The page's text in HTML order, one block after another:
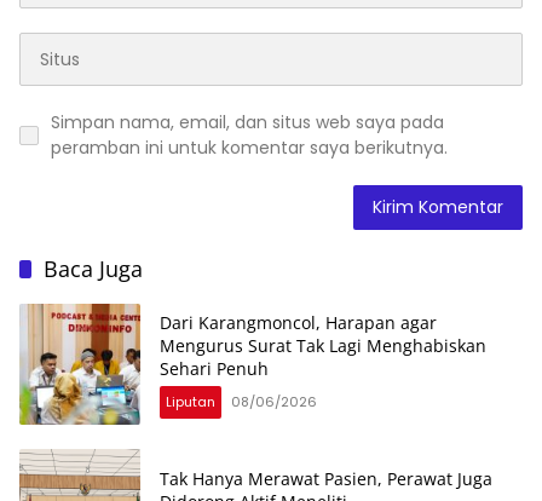
Simpan nama, email, dan situs web saya pada
peramban ini untuk komentar saya berikutnya.
Baca Juga
Dari Karangmoncol, Harapan agar
Mengurus Surat Tak Lagi Menghabiskan
Sehari Penuh
Liputan 08/06/2026
Tak Hanya Merawat Pasien, Perawat Juga